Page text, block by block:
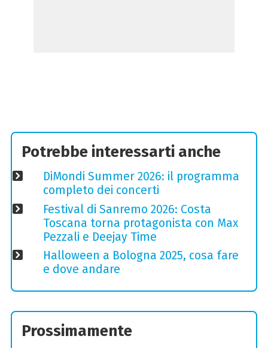
Potrebbe interessarti anche
DiMondi Summer 2026: il programma
completo dei concerti
Festival di Sanremo 2026: Costa
Toscana torna protagonista con Max
Pezzali e Deejay Time
Halloween a Bologna 2025, cosa fare
e dove andare
Prossimamente